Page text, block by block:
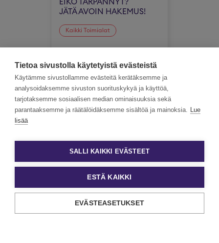
EIKÖ TÄRPÄNNYT?
JÄTÄ AVOIN HAKEMUS!
Kaikki Toimialat
Koko Suomi
Tietoa sivustolla käytetyistä evästeistä
Käytämme sivustollamme evästeitä kerätäksemme ja
analysoidaksemme sivuston suorituskykyä ja käyttöä,
tarjotaksemme sosiaalisen median ominaisuuksia sekä
parantaaksemme ja räätälöidäksemme sisältöä ja mainoksia. Lue
lisää
SALLI KAIKKI EVÄSTEET
ESTÄ KAIKKI
EVÄSTEASETUKSET